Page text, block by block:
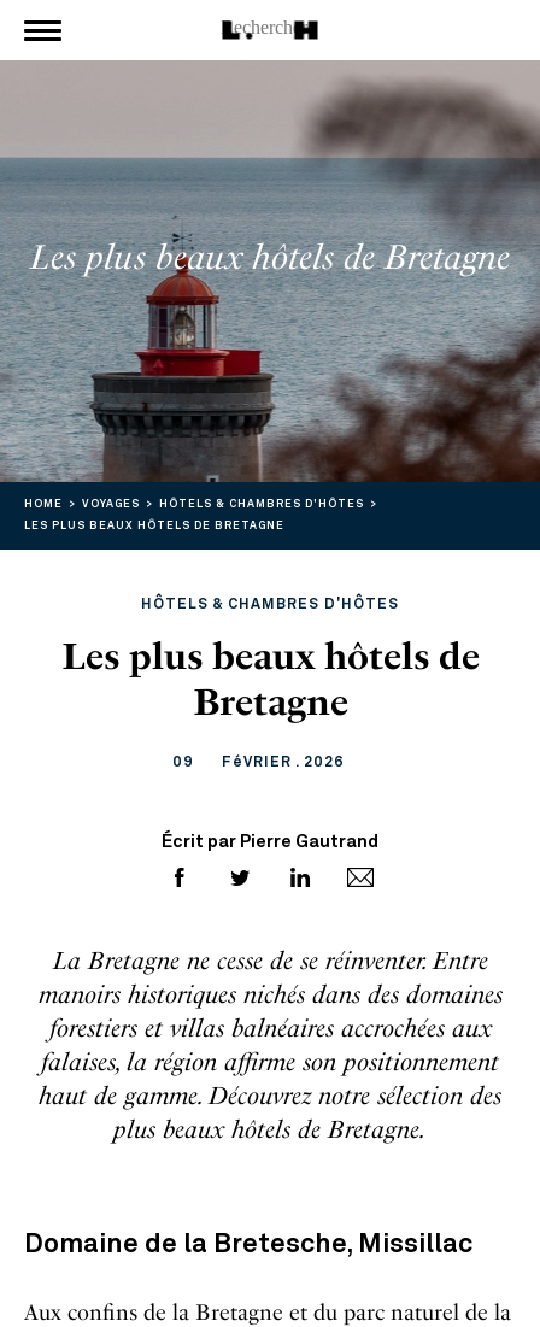
Les plus beaux hôtels de Bretagne
HOME VOYAGES
HÔTELS & CHAMBRES D'HÔTES
LES PLUS BEAUX HÔTELS DE BRETAGNE
HÔTELS & CHAMBRES D'HÔTES
Les plus beaux hôtels de
Bretagne
09 FéVRIER . 2026
Écrit par Pierre Gautrand
La Bretagne ne cesse de se réinventer. Entre
manoirs historiques nichés dans des domaines
forestiers et villas balnéaires accrochées aux
falaises, la région affirme son positionnement
haut de gamme. Découvrez notre sélection des
plus beaux hôtels de Bretagne.
Domaine de la Bretesche, Missillac
Aux confins de la Bretagne et du parc naturel de la